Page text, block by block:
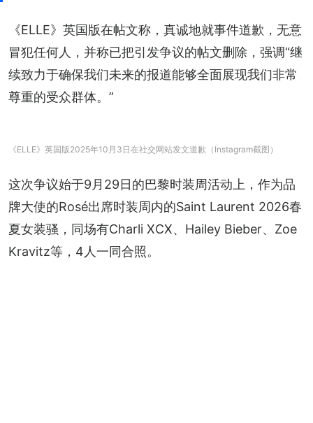
《ELLE》英国版在帖文称，真诚地就事件道歉，无意
冒犯任何人，并称已把引发争议的帖文删除，强调“继
续致力于确保我们未来的报道能够全面展现我们非常
尊重的受众群体。”
《ELLE》英国版2025年10月3日在社交网站发文道歉（Instagram截图）
这次争议始于9月29日的巴黎时装周活动上，作为品
牌大使的Rosé出席时装周内的Saint Laurent 2026春
夏女装骚，同场有Charli XCX、Hailey Bieber、Zoe
Kravitz等，4人一同合照。